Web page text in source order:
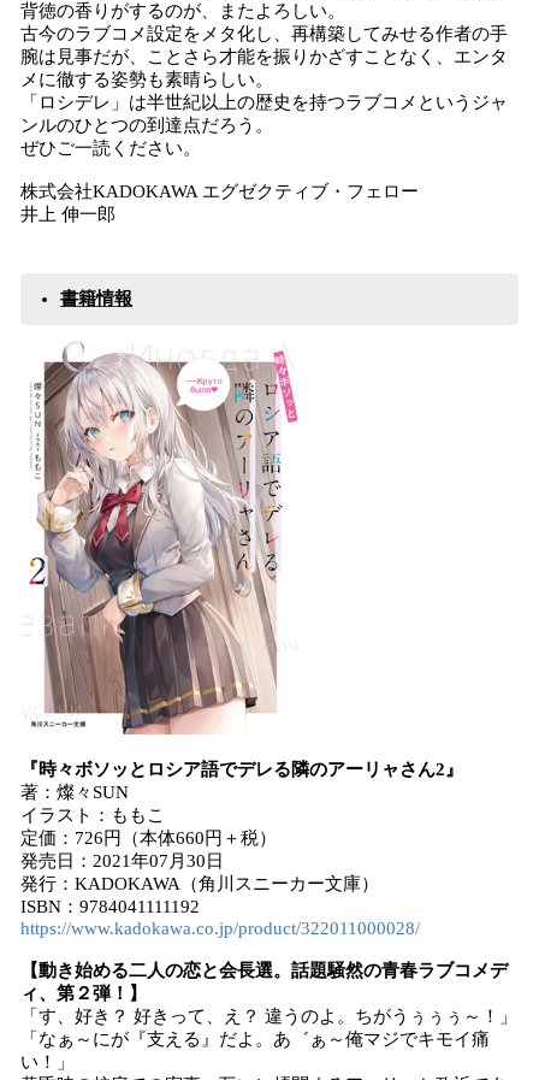
背徳の香りがするのが、またよろしい。
古今のラブコメ設定をメタ化し、再構築してみせる作者の手
腕は見事だが、ことさら才能を振りかざすことなく、エンタ
メに徹する姿勢も素晴らしい。
「ロシデレ」は半世紀以上の歴史を持つラブコメというジャ
ンルのひとつの到達点だろう。
ぜひご一読ください。
株式会社KADOKAWA エグゼクティブ・フェロー
井上 伸一郎
書籍情報
『時々ボソッとロシア語でデレる隣のアーリャさん2』
著：燦々SUN
イラスト：ももこ
定価：726円（本体660円＋税）
発売日：2021年07月30日
発行：KADOKAWA（角川スニーカー文庫）
ISBN：9784041111192
https://www.kadokawa.co.jp/product/322011000028/
【動き始める二人の恋と会長選。話題騒然の青春ラブコメデ
ィ、第２弾！】
「す、好き？ 好きって、え？ 違うのよ。ちがうぅぅぅ～！」
「なぁ～にが『支える』だよ。あ゛ぁ～俺マジでキモイ痛
い！」